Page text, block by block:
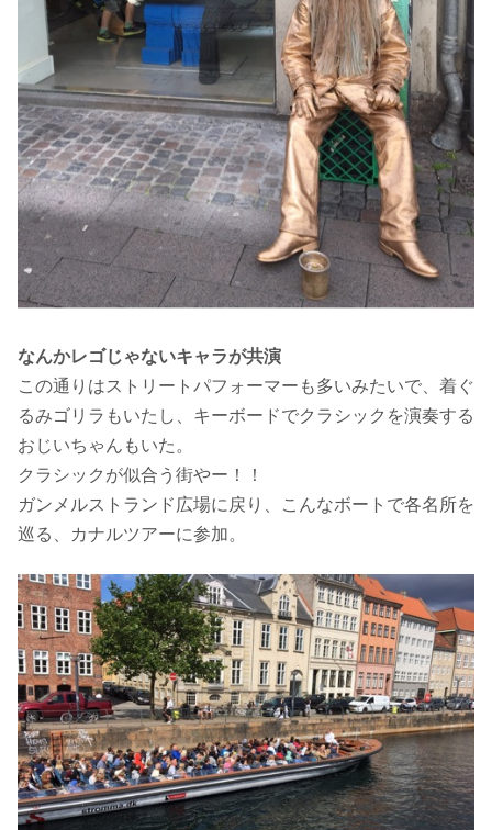
なんかレゴじゃないキャラが共演
この通りはストリートパフォーマーも多いみたいで、着ぐ
るみゴリラもいたし、キーボードでクラシックを演奏する
おじいちゃんもいた。
クラシックが似合う街やー！！
ガンメルストランド広場に戻り、こんなボートで各名所を
巡る、カナルツアーに参加。